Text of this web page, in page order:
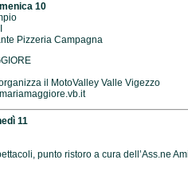
10
Pizzeria Campagna
il MotoValley Valle Vigezzo
11
punto ristoro a cura dell’Ass.ne